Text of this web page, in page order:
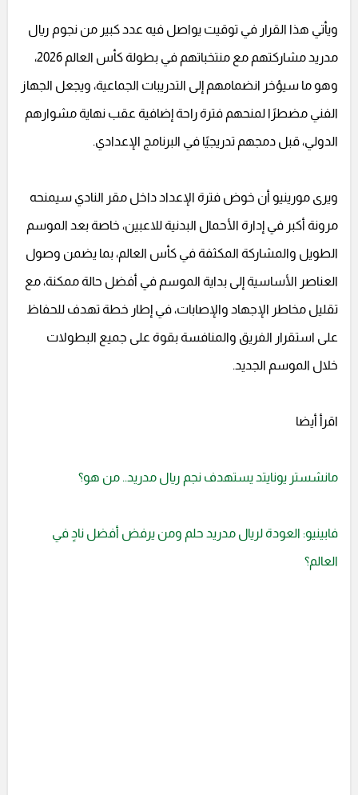
ويأتي هذا القرار في توقيت يواصل فيه عدد كبير من نجوم ريال
مدريد مشاركتهم مع منتخباتهم في بطولة كأس العالم 2026،
وهو ما سيؤخر انضمامهم إلى التدريبات الجماعية، ويجعل الجهاز
الفني مضطرًا لمنحهم فترة راحة إضافية عقب نهاية مشوارهم
الدولي، قبل دمجهم تدريجيًا في البرنامج الإعدادي.
ويرى مورينيو أن خوض فترة الإعداد داخل مقر النادي سيمنحه
مرونة أكبر في إدارة الأحمال البدنية للاعبين، خاصة بعد الموسم
الطويل والمشاركة المكثفة في كأس العالم، بما يضمن وصول
العناصر الأساسية إلى بداية الموسم في أفضل حالة ممكنة، مع
تقليل مخاطر الإجهاد والإصابات، في إطار خطة تهدف للحفاظ
على استقرار الفريق والمنافسة بقوة على جميع البطولات
خلال الموسم الجديد.
اقرأ أيضا
مانشستر يونايتد يستهدف نجم ريال مدريد.. من هو؟
فابينيو: العودة لريال مدريد حلم ومن يرفض أفضل نادٍ في
العالم؟